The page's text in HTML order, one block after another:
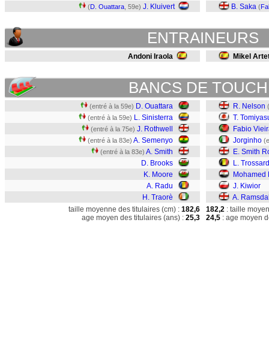
(D. Ouattara , 59e) J. Kluivert B. Saka (
ENTRAINEURS
Andoni Iraola Mikel
BANCS DE
(entré à la 59e) D. Ouattara
(entré à la 59e) L. Sinisterra
(entré à la 75e) J. Rothwell
(entré à la 83e) A. Semenyo
(entré à la 83e) A. Smith
D. Brooks
K. Moore
A. Radu
H. Traorè
R. Nelson
T.
Fabio
Jorginho
E. Smith
L. Trossard
Mohamed
J. Kiwior
A.
taille moyenne des titulaires (cm) : 182,6
age moyen des titulaires (ans) : 25,3
182,2 : taille
24,5 : age moyen